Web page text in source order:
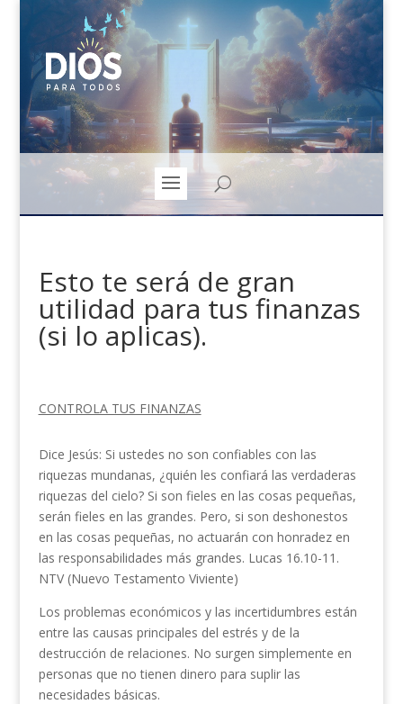
Esto te será de gran
utilidad para tus finanzas
(si lo aplicas).
CONTROLA TUS FINANZAS
Dice Jesús: Si ustedes no son confiables con las
riquezas mundanas, ¿quién les confiará las verdaderas
riquezas del cielo? Si son fieles en las cosas pequeñas,
serán fieles en las grandes. Pero, si son deshonestos
en las cosas pequeñas, no actuarán con honradez en
las responsabilidades más grandes. Lucas 16.10-11.
NTV (Nuevo Testamento Viviente)
Los problemas económicos y las incertidumbres están
entre las causas principales del estrés y de la
destrucción de relaciones. No surgen simplemente en
personas que no tienen dinero para suplir las
necesidades básicas.